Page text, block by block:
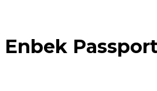
Enbek